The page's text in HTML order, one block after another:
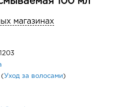
магазинах
( Уход за волосами )